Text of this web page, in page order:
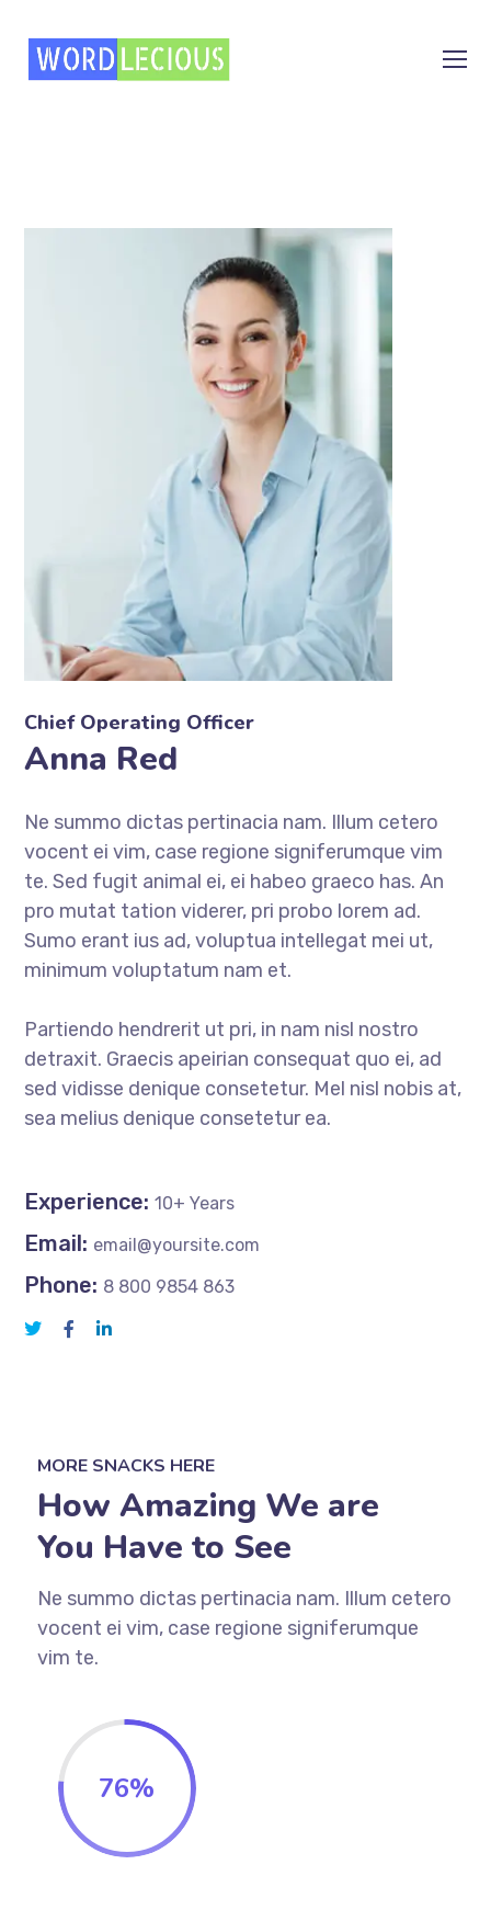
Chief Operating Officer
Anna Red
Ne summo dictas pertinacia nam. Illum cetero
vocent ei vim, case regione signiferumque vim
te. Sed fugit animal ei, ei habeo graeco has. An
pro mutat tation viderer, pri probo lorem ad.
Sumo erant ius ad, voluptua intellegat mei ut,
minimum voluptatum nam et.
Partiendo hendrerit ut pri, in nam nisl nostro
detraxit. Graecis apeirian consequat quo ei, ad
sed vidisse denique consetetur. Mel nisl nobis at,
sea melius denique consetetur ea.
Experience: 10+ Years
Email: email@yoursite.com
Phone: 8 800 9854 863
MORE SNACKS HERE
How Amazing We are
You Have to See
Ne summo dictas pertinacia nam. Illum cetero
vocent ei vim, case regione signiferumque
vim te.
76%